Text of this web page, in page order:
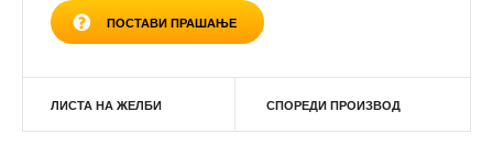
ПОСТАВИ ПРАШАЊЕ
ЛИСТА НА ЖЕЛБИ СПОРЕДИ ПРОИЗВОД